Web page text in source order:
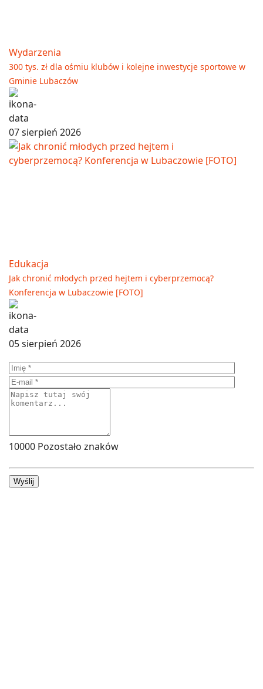
Wydarzenia
300 tys. zł dla ośmiu klubów i kolejne inwestycje sportowe w
Gminie Lubaczów
07 sierpień 2026
Edukacja
Jak chronić młodych przed hejtem i cyberprzemocą?
Konferencja w Lubaczowie [FOTO]
05 sierpień 2026
10000 Pozostało znaków
Wyślij